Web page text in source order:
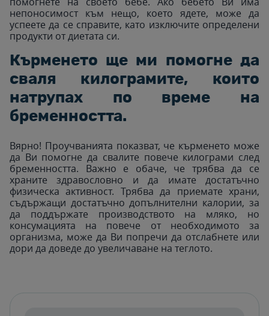
непоносимост към нещо, което ядете, може да
успеете да се справите, като изключите определени
продукти от диетата си.
Кърменето ще ми помогне да
сваля килограмите, които
натрупах по време на
бременността.
Вярно! Проучванията показват, че кърменето може
да Ви помогне да свалите повече килограми след
бременността. Важно е обаче, че трябва да се
храните здравословно и да имате достатъчно
физическа активност. Трябва да приемате храни,
съдържащи достатъчно допълнителни калории, за
да поддържате производството на мляко, но
консумацията на повече от необходимото за
организма, може да Ви попречи да отслабнете или
дори да доведе до увеличаване на теглото.